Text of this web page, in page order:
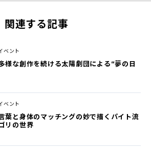
関連する記事
ベント
様な創作を続ける太陽劇団による“夢の日
ベント
葉と身体のマッチングの妙で描くパイト流
リの世界